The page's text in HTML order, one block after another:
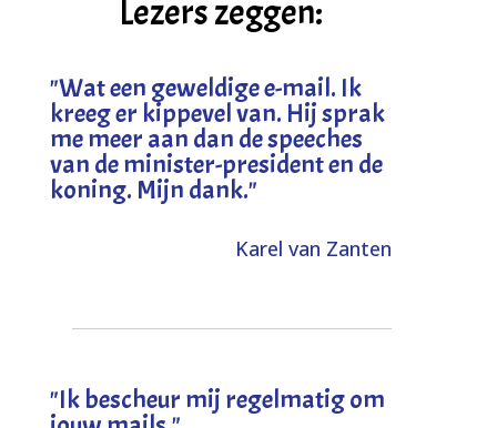
Lezers zeggen:
"Wat een geweldige e-mail. Ik
kreeg er kippevel van. Hij sprak
me meer aan dan de speeches
van de minister-president en de
koning. Mijn dank."
Karel van Zanten
"Ik bescheur mij regelmatig om